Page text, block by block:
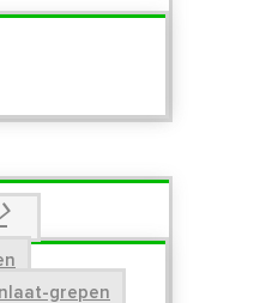
grepen